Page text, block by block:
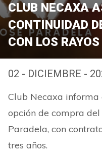
CLUB NECAXA
CONTINUIDAD
CON LOS
02 - DICIEMBRE -
Club Necaxa informa
opción de compra del
Paradela, con
tres años.